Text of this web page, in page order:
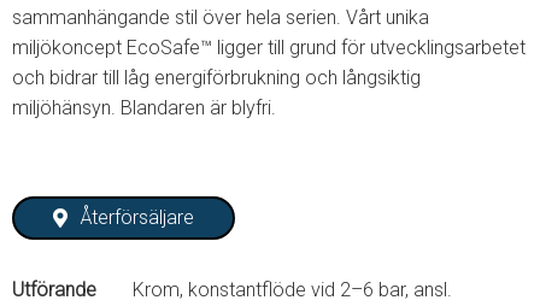
sammanhängande stil över hela serien. Vårt unika
miljökoncept EcoSafe™ ligger till grund för utvecklingsarbetet
och bidrar till låg energiförbrukning och långsiktig
miljöhänsyn. Blandaren är blyfri.
Återförsäljare
Utförande
Krom, konstantflöde vid 2–6 bar, ansl.